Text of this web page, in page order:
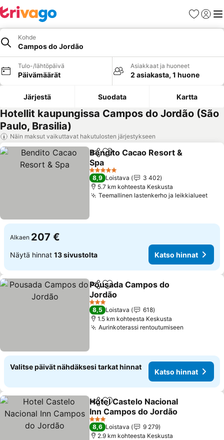
Suosikit
Kohde
Campos do Jordão
Tulo-/lähtöpäivä
Päivämäärät
Asiakkaat ja huoneet
2 asiakasta, 1 huone
Järjestä Suodata Kartta
Hotellit kaupungissa Campos do Jordão (São
Paulo, Brasilia)
Näin maksut vaikuttavat hakutulosten järjestykseen
Jaa Lisää suosikkeihin
Bendito Cacao Resort &
Spa
5 Tähtiluokitus
8,9 Loistava
3 402
5.7 km kohteesta Keskusta
Teemallinen lastenkerho ja leikkialueet
Alkaen 207 €
Näytä hinnat 13 sivustolta Katso hinnat
Jaa Lisää suosikkeihin
Pousada Campos do
Jordão
3 Tähtiluokitus
8,5 Loistava
618
1.5 km kohteesta Keskusta
Aurinkoterassi rentoutumiseen
Valitse päivät nähdäksesi tarkat hinnat
Katso hinnat
Jaa Lisää suosikkeihin
Hotel Castelo Nacional
Inn Campos do Jordão
3 Tähtiluokitus
8,6 Loistava
9 279
2.9 km kohteesta Keskusta